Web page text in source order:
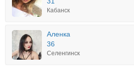
Кабанск
Аленка
36
Селенгинск